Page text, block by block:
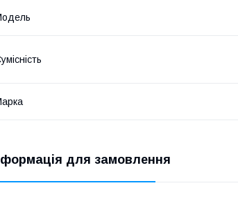
для замовлення